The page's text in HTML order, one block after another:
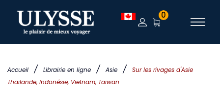
Accueil / Librairie en ligne / Asie /
Sur les rivages d'Asie
Thaïlande, Indonésie, Vietnam, Taïwan
0